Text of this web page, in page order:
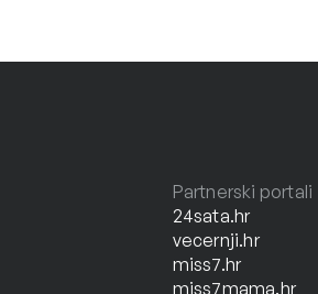
Partnerski portali
24sata.hr
vecernji.hr
miss7.hr
miss7mama.hr